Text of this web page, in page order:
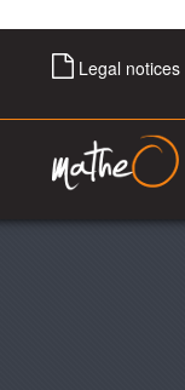
Legal notices